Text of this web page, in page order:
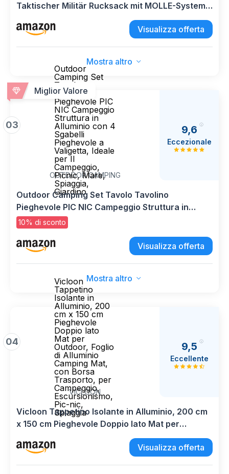
Taktischer Militär Rucksack mit MOLLE-System •
Kompakter Bundeswehr Rucksack,
Wanderrucksack, Reiserucksack für Outdoor,
Visualizza offerta
Mostra altro
Miglior Valore
03
Outdoor
Camping Set
Tavolo
Tavolino
Pieghevole PIC
NIC Campeggio
Struttura in
Alluminio con 4
Sgabelli
Pieghevole a
Valigetta, Ideale
per Il
Campeggio,
Picnic, Mare,
Spiaggia,
Giardino
OUTDOOR CAMPING
9,6
Eccezionale
Outdoor Camping Set Tavolo Tavolino
Pieghevole PIC NIC Campeggio Struttura in
Alluminio con 4 Sgabelli Pieghevole a Valigetta,
Ideale per Il Campeggio, Picnic, Mare, Spiaggia,
Giardino
10% di sconto
Visualizza offerta
Mostra altro
04
Vicloon
Tappetino
Isolante in
Alluminio, 200
cm x 150 cm
Pieghevole
Doppio lato
Mat per
Outdoor, Foglio
di Alluminio
Camping Mat,
con Borsa
Trasporto, per
Campeggio,
Escursionismo,
Pic-nic,
Spiaggia
VICLOON
9,5
Eccellente
Vicloon Tappetino Isolante in Alluminio, 200 cm
x 150 cm Pieghevole Doppio lato Mat per
Outdoor, Foglio di Alluminio Camping Mat, con
Borsa Trasporto, per Campeggio,Visualizza offerta